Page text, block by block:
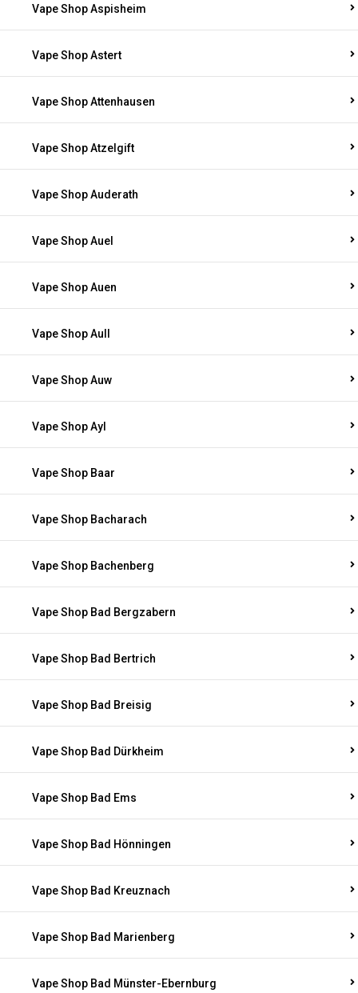
Vape Shop Aspisheim
Vape Shop Astert
Vape Shop Attenhausen
Vape Shop Atzelgift
Vape Shop Auderath
Vape Shop Auel
Vape Shop Auen
Vape Shop Aull
Vape Shop Auw
Vape Shop Ayl
Vape Shop Baar
Vape Shop Bacharach
Vape Shop Bachenberg
Vape Shop Bad Bergzabern
Vape Shop Bad Bertrich
Vape Shop Bad Breisig
Vape Shop Bad Dürkheim
Vape Shop Bad Ems
Vape Shop Bad Hönningen
Vape Shop Bad Kreuznach
Vape Shop Bad Marienberg
Vape Shop Bad Münster-Ebernburg